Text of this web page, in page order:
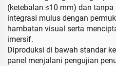
(ketebalan ≤10 mm) dan
integrasi mulus dengan
hambatan visual serta
imersif.
Diproduksi di bawah standar
panel menjalani pengujian